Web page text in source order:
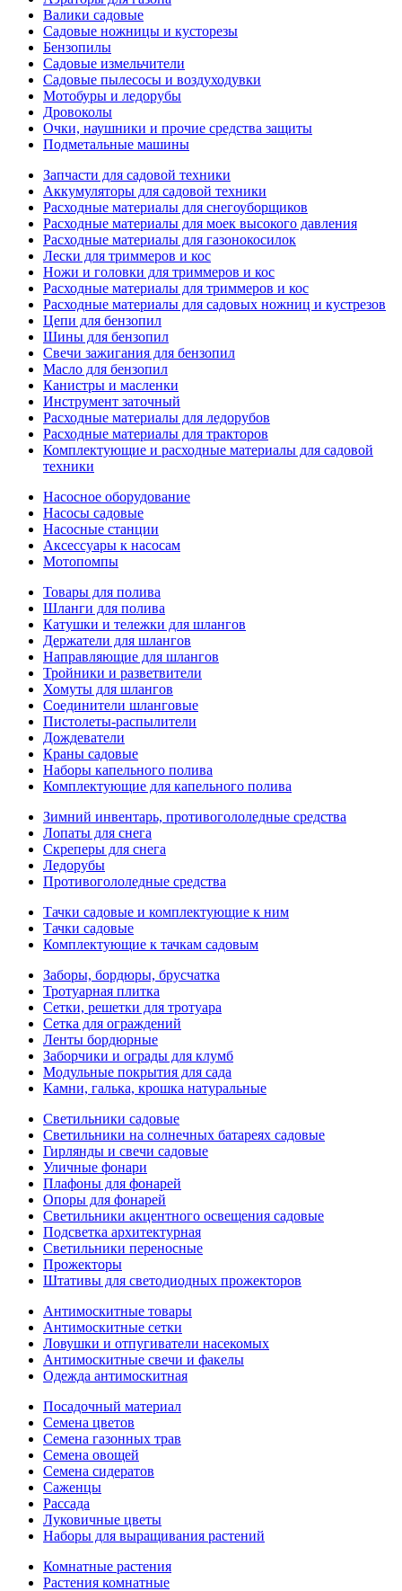
Валики садовые
Садовые ножницы и кусторезы
Бензопилы
Садовые измельчители
Садовые пылесосы и воздуходувки
Мотобуры и ледорубы
Дровоколы
Очки, наушники и прочие средства защиты
Подметальные машины
Запчасти для садовой техники
Аккумуляторы для садовой техники
Расходные материалы для снегоуборщиков
Расходные материалы для моек высокого давления
Расходные материалы для газонокосилок
Лески для триммеров и кос
Ножи и головки для триммеров и кос
Расходные материалы для триммеров и кос
Расходные материалы для садовых ножниц и кустрезов
Цепи для бензопил
Шины для бензопил
Свечи зажигания для бензопил
Масло для бензопил
Канистры и масленки
Инструмент заточный
Расходные материалы для ледорубов
Расходные материалы для тракторов
Комплектующие и расходные материалы для садовой
техники
Насосное оборудование
Насосы садовые
Насосные станции
Аксессуары к насосам
Мотопомпы
Товары для полива
Шланги для полива
Катушки и тележки для шлангов
Держатели для шлангов
Направляющие для шлангов
Тройники и разветвители
Хомуты для шлангов
Соединители шланговые
Пистолеты-распылители
Дождеватели
Краны садовые
Наборы капельного полива
Комплектующие для капельного полива
Зимний инвентарь, противогололедные средства
Лопаты для снега
Скреперы для снега
Ледорубы
Противогололедные средства
Тачки садовые и комплектующие к ним
Тачки садовые
Комплектующие к тачкам садовым
Заборы, бордюры, брусчатка
Тротуарная плитка
Сетки, решетки для тротуара
Сетка для ограждений
Ленты бордюрные
Заборчики и ограды для клумб
Модульные покрытия для сада
Камни, галька, крошка натуральные
Светильники садовые
Светильники на солнечных батареях садовые
Гирлянды и свечи садовые
Уличные фонари
Плафоны для фонарей
Опоры для фонарей
Светильники акцентного освещения садовые
Подсветка архитектурная
Светильники переносные
Прожекторы
Штативы для светодиодных прожекторов
Антимоскитные товары
Антимоскитные сетки
Ловушки и отпугиватели насекомых
Антимоскитные свечи и факелы
Одежда антимоскитная
Посадочный материал
Семена цветов
Семена газонных трав
Семена овощей
Семена сидератов
Саженцы
Рассада
Луковичные цветы
Наборы для выращивания растений
Комнатные растения
Растения комнатные